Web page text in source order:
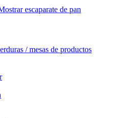
escaparate de pan
/ mesas de productos